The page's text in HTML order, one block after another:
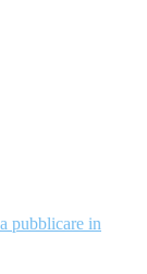
pubblicare in